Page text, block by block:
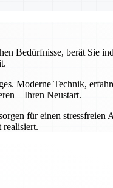
Bedürfnisse, berät Sie
Moderne Technik,
– Ihren Neustart.
für einen stressfreien
realisiert.